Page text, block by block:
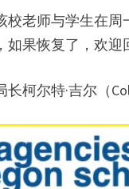
校老师与学生在
果恢复了，欢迎
长柯尔特·吉尔（